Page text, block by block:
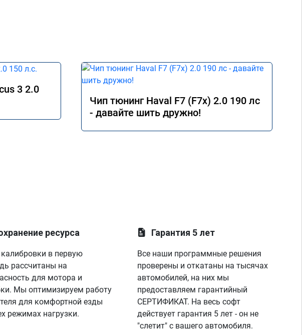
3 2.0
Чип тюнинг Haval F7 (F7x) 2.0 190 лс
- давайте шить дружно!
ресурса
в первую
рассчитаны на
для мотора и
Мы оптимизируем работу
для комфортной езды
режимах нагрузки.
Гарантия 5 лет
Все наши программные решения
проверены и откатаны на тысячах
автомобилей, на них мы
предоставляем гарантийный
СЕРТИФИКАТ. На весь софт
действует гарантия 5 лет - он не
"слетит" с вашего автомобиля.